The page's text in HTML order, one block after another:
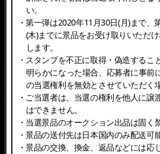
い。
・第一弾は2020年11月30日(月)まで、
(木)までに景品をお受け取りいただ
します。
・スタンプを不正に取得・偽造するこ
明らかになった場合、応募者に事前
の当選権利を無効とさせていただく
・ご当選者は、当選の権利を他人に譲
はできません。
・当選景品のオークション出品は固く
・景品の送付先は日本国内のみ配送可
・景品の交換、換金、返品などには応